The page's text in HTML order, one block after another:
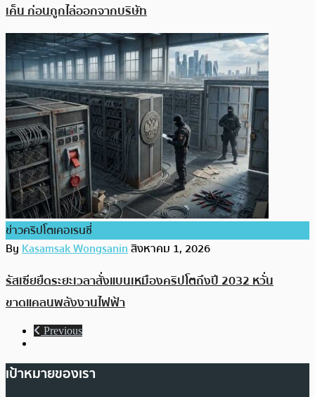
เค็น ก่อนถูกไล่ออกจากบริษัท
ข่าวคริปโตเคอเรนซี่
ByKasamsak Wongsaninสิงหาคม 1, 2026
รัสเซียยืดระยะเวลาสั่งแบนเหมืองคริปโตถึงปี 2032 หวั่น
ขาดแคลนพลังงานไฟฟ้า
Previous
เป้าหมายของเรา